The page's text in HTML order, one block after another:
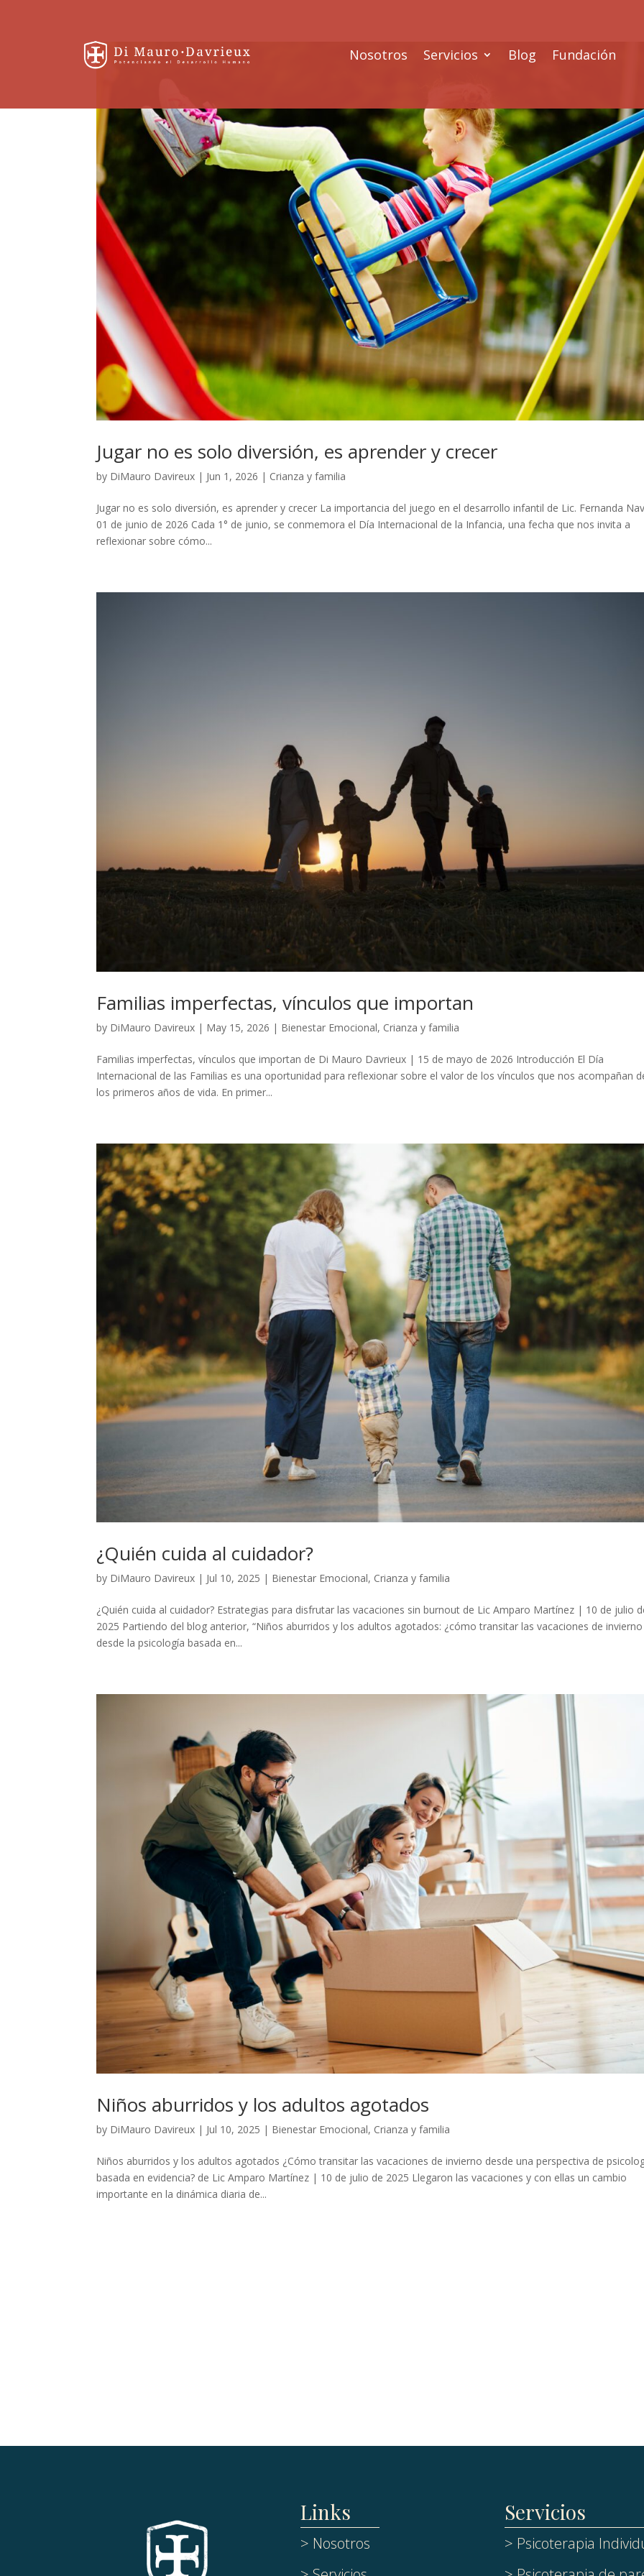
Nosotros Servicios Blog Fundación
Jugar no es solo diversión, es aprender y crecer
by DiMauro Davireux | Jun 1, 2026 | Crianza y familia
Jugar no es solo diversión, es aprender y crecer La importancia del juego en el desarrollo infantil de Lic. Fernanda
01 de junio de 2026 Cada 1° de junio, se conmemora el Día Internacional de la Infancia, una fecha que nos invita a
reflexionar sobre cómo...
Familias imperfectas, vínculos que importan
by DiMauro Davireux | May 15, 2026 | Bienestar Emocional, Crianza y familia
Familias imperfectas, vínculos que importan de Di Mauro Davrieux | 15 de mayo de 2026 Introducción El Día
Internacional de las Familias es una oportunidad para reflexionar sobre el valor de los vínculos que nos acompañan
los primeros años de vida. En primer...
¿Quién cuida al cuidador?
by DiMauro Davireux | Jul 10, 2025 | Bienestar Emocional, Crianza y familia
¿Quién cuida al cuidador? Estrategias para disfrutar las vacaciones sin burnout de Lic Amparo Martínez | 10 de julio
2025 Partiendo del blog anterior, “Niños aburridos y los adultos agotados: ¿cómo transitar las vacaciones de invierno
desde la psicología basada en...
Niños aburridos y los adultos agotados
by DiMauro Davireux | Jul 10, 2025 | Bienestar Emocional, Crianza y familia
Niños aburridos y los adultos agotados ¿Cómo transitar las vacaciones de invierno desde una perspectiva de
basada en evidencia? de Lic Amparo Martínez | 10 de julio de 2025 Llegaron las vacaciones y con ellas un cambio
importante en la dinámica diaria de...
Links
> Nosotros
Servicios
> Psicoterapia